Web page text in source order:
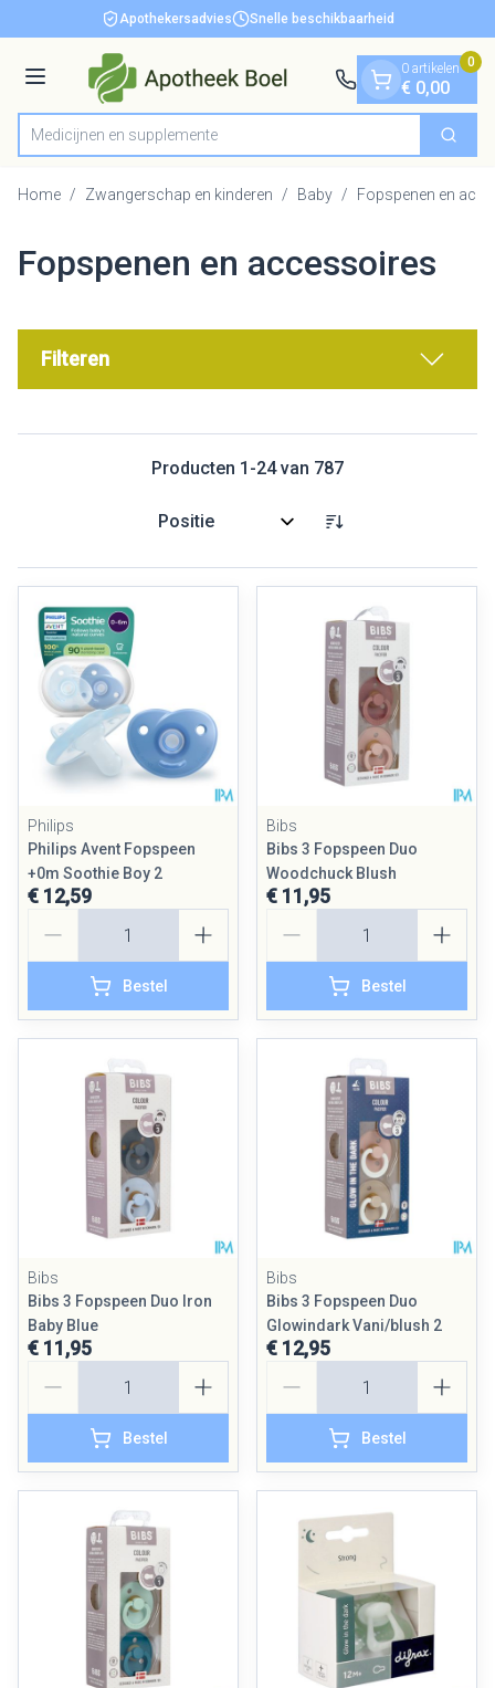
Ga naar de inhoudApothekersadvies Snelle beschikbaarheid
Menu
Product, merk, categorie...
Medi Zoek
0 artikelen
€ 0,00
0
Home / Zwangerschap en kinderen / Baby / Fopspenen en
Fopspenen en accessoires
Filteren
Producten 1 -24van 787
Sorteer op:
Philips
Philips Avent Fopspeen
+0m Soothie Boy 2
€ 12,59
Bestel
Bibs
Bibs 3 Fopspeen Duo
Woodchuck Blush
€ 11,95
Bestel
Bibs
Bibs 3 Fopspeen Duo Iron
Baby Blue
€ 11,95
Bestel
Bibs
Bibs 3 Fopspeen Duo
Glowindark Vani/blush 2
€ 12,95
Bestel